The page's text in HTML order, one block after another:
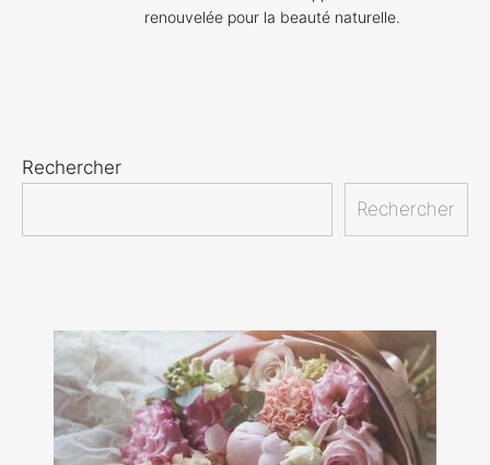
renouvelée pour la beauté naturelle.
Rechercher
Rechercher